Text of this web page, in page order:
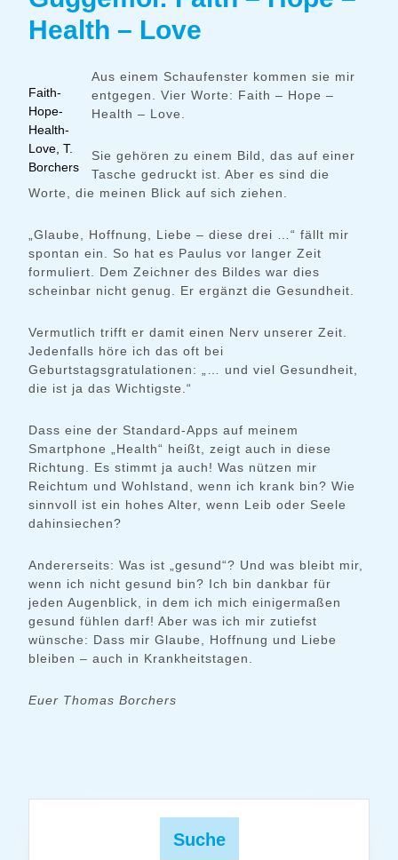
Health – Love
Faith-
Hope-
Health-
Love, T.
Borchers
Aus einem Schaufenster kommen sie mir
entgegen. Vier Worte: Faith – Hope –
Health – Love.
Sie gehören zu einem Bild, das auf einer
Tasche gedruckt ist. Aber es sind die
Worte, die meinen Blick auf sich ziehen.
„Glaube, Hoffnung, Liebe – diese drei …“ fällt mir
spontan ein. So hat es Paulus vor langer Zeit
formuliert. Dem Zeichner des Bildes war dies
scheinbar nicht genug. Er ergänzt die Gesundheit.
Vermutlich trifft er damit einen Nerv unserer Zeit.
Jedenfalls höre ich das oft bei
Geburtstagsgratulationen: „… und viel Gesundheit,
die ist ja das Wichtigste.“
Dass eine der Standard-Apps auf meinem
Smartphone „Health“ heißt, zeigt auch in diese
Richtung. Es stimmt ja auch! Was nützen mir
Reichtum und Wohlstand, wenn ich krank bin? Wie
sinnvoll ist ein hohes Alter, wenn Leib oder Seele
dahinsiechen?
Andererseits: Was ist „gesund“? Und was bleibt mir,
wenn ich nicht gesund bin? Ich bin dankbar für
jeden Augenblick, in dem ich mich einigermaßen
gesund fühlen darf! Aber was ich mir zutiefst
wünsche: Dass mir Glaube, Hoffnung und Liebe
bleiben – auch in Krankheitstagen.
Euer Thomas Borchers
Suche